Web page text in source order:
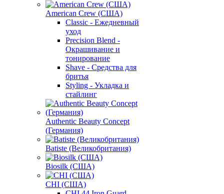
American Crew (США)
Classic - Ежедневный
уход
Precision Blend -
Окрашивание и
тонирование
Shave - Средства для
бритья
Styling - Укладка и
стайлинг
Authentic Beauty Concept
(Германия)
Batiste (Великобритания)
Biosilk (США)
CHI (США)